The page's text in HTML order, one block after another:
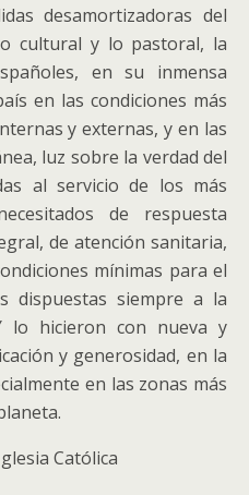
desamortizadoras del
cultural y lo pastoral, la
en su inmensa
en las condiciones más
y externas, y en las
luz sobre la verdad del
al servicio de los más
de respuesta
de atención sanitaria,
mínimas para el
dispuestas siempre a la
lo hicieron con nueva y
y generosidad, en la
en las zonas más
Católica